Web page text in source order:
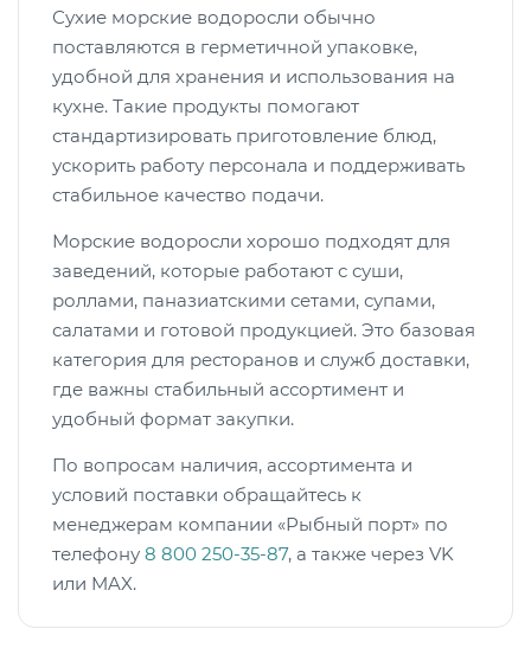
Сухие морские водоросли обычно
поставляются в герметичной упаковке,
удобной для хранения и использования на
кухне. Такие продукты помогают
стандартизировать приготовление блюд,
ускорить работу персонала и поддерживать
стабильное качество подачи.
Морские водоросли хорошо подходят для
заведений, которые работают с суши,
роллами, паназиатскими сетами, супами,
салатами и готовой продукцией. Это базовая
категория для ресторанов и служб доставки,
где важны стабильный ассортимент и
удобный формат закупки.
По вопросам наличия, ассортимента и
условий поставки обращайтесь к
менеджерам компании «Рыбный порт» по
телефону 8 800 250-35-87, а также через VK
или MAX.